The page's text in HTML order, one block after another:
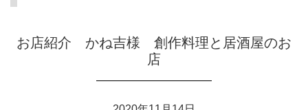
お店紹介 かね吉様 創作料理と居酒屋のお
店